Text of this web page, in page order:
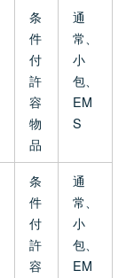
条
件
付
許
容
物
品
通
常、
小
包、
EM
S
条
件
付
許
容
通
常、
小
包、
EM